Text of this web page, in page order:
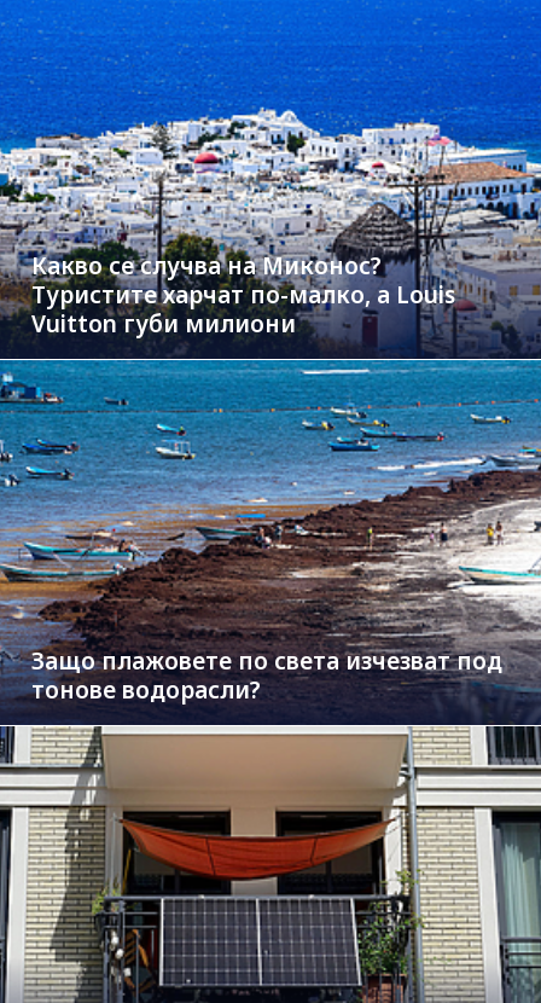
Какво се случва на Миконос?
Туристите харчат по-малко, а Louis
Vuitton губи милиони
Защо плажовете по света изчезват под
тонове водорасли?